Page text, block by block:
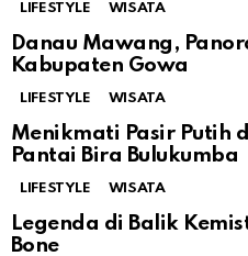
LIFESTYLE WISATA
Danau Mawang,
Kabupaten Gowa
LIFESTYLE WISATA
Menikmati Pasir Putih
Pantai Bira Bulukumba
LIFESTYLE WISATA
Legenda di Balik
Bone